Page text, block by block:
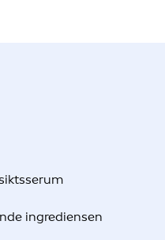
ingrediensen